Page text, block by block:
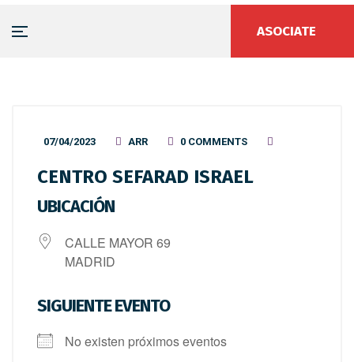
ASOCIATE
07/04/2023 ARR 0 COMMENTS
CENTRO SEFARAD ISRAEL
UBICACIÓN
CALLE MAYOR 69
MADRID
SIGUIENTE EVENTO
No existen próximos eventos